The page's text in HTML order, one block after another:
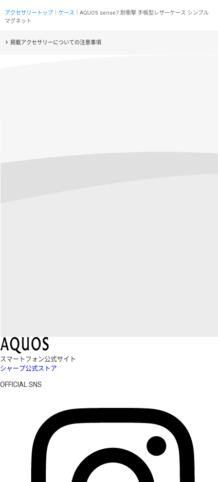
アクセサリートップ ケース ｜AQUOS sense7 耐衝撃 手帳型レザーケース シンプル
マグネット
掲載アクセサリーについての注意事項
スマートフォン公式サイト
シャープ公式ストア
OFFICIAL SNS